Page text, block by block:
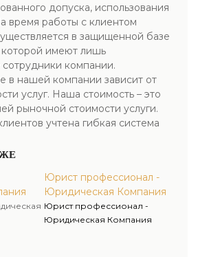
допуска, использования
время работы с клиентом
в защищенной базе
которой имеют лишь
компании.
в нашей компании зависит от
услуг. Наша стоимость – это
рыночной стоимости услуги.
учтена гибкая система
Юрист профессионал -
Юридическая Компания
Юрист профессионал -
Юридическая Компания